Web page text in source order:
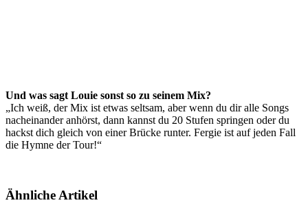
Und was sagt Louie sonst so zu seinem Mix?
„Ich weiß, der Mix ist etwas seltsam, aber wenn du dir alle Songs
nacheinander anhörst, dann kannst du 20 Stufen springen oder du
hackst dich gleich von einer Brücke runter. Fergie ist auf jeden Fall
die Hymne der Tour!“
Ähnliche Artikel